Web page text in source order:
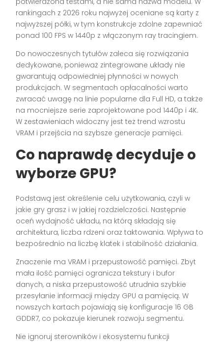
rankingach z 2026 roku najwyżej oceniane są karty z
najwyższej półki, w tym konstrukcje zdolne zapewniać
ponad 100 FPS w 1440p z włączonym ray tracingiem.
Do nowoczesnych tytułów zaleca się rozwiązania
dedykowane, ponieważ zintegrowane układy nie
gwarantują odpowiedniej płynności w nowych
produkcjach. W segmentach opłacalności warto
zwracać uwagę na linie popularne dla Full HD, a także
na mocniejsze serie zaprojektowane pod 1440p i 4K.
W zestawieniach widoczny jest też trend wzrostu
VRAM i przejścia na szybsze generacje pamięci.
Co naprawdę decyduje o
wyborze GPU?
Podstawą jest określenie celu użytkowania, czyli w
jakie gry grasz i w jakiej rozdzielczości. Następnie
oceń wydajność układu, na którą składają się
architektura, liczba rdzeni oraz taktowania. Wpływa to
bezpośrednio na liczbę klatek i stabilność działania.
Znaczenie ma VRAM i przepustowość pamięci. Zbyt
mała ilość pamięci ogranicza tekstury i bufor
danych, a niska przepustowość utrudnia szybkie
przesyłanie informacji między GPU a pamięcią. W
nowszych kartach pojawiają się konfiguracje 16 GB
GDDR7, co pokazuje kierunek rozwoju segmentu.
Nie ignoruj sterowników i ekosystemu funkcji